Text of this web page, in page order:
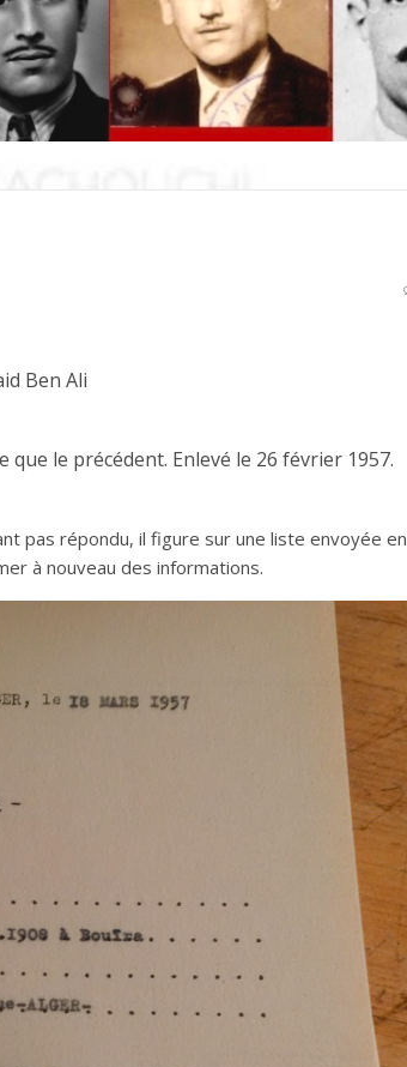
Ben Ali
que le précédent. Enlevé le 26 février 1957.
pas répondu, il figure sur une liste envoyée en
à nouveau des informations.